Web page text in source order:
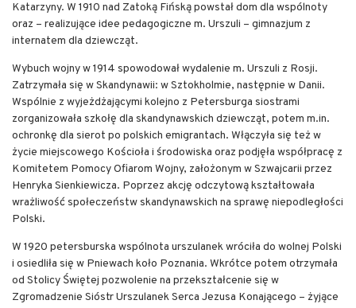
Katarzyny. W 1910 nad Zatoką Fińską powstał dom dla wspólnoty
oraz – realizujące idee pedagogiczne m. Urszuli – gimnazjum z
internatem dla dziewcząt.
Wybuch wojny w 1914 spowodował wydalenie m. Urszuli z Rosji.
Zatrzymała się w Skandynawii: w Sztokholmie, następnie w Danii.
Wspólnie z wyjeżdżającymi kolejno z Petersburga siostrami
zorganizowała szkołę dla skandynawskich dziewcząt, potem m.in.
ochronkę dla sierot po polskich emigrantach. Włączyła się też w
życie miejscowego Kościoła i środowiska oraz podjęła współpracę z
Komitetem Pomocy Ofiarom Wojny, założonym w Szwajcarii przez
Henryka Sienkiewicza. Poprzez akcję odczytową kształtowała
wrażliwość społeczeństw skandynawskich na sprawę niepodległości
Polski.
W 1920 petersburska wspólnota urszulanek wróciła do wolnej Polski
i osiedliła się w Pniewach koło Poznania. Wkrótce potem otrzymała
od Stolicy Świętej pozwolenie na przekształcenie się w
Zgromadzenie Sióstr Urszulanek Serca Jezusa Konającego – żyjące